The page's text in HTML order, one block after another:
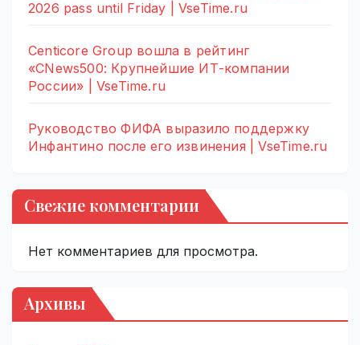
2026 pass until Friday | VseTime.ru
Centicore Group вошла в рейтинг
«CNews500: Крупнейшие ИТ-компании
России» | VseTime.ru
Руководство ФИФА выразило поддержку
Инфантино после его извинения | VseTime.ru
Свежие комментарии
Нет комментариев для просмотра.
Архивы